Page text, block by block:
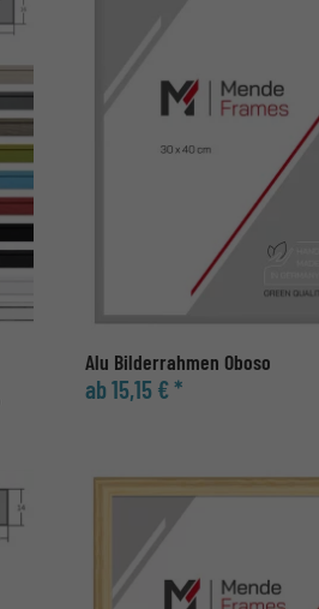
Alu Bilderrahmen Oboso
ab 15,15 € *